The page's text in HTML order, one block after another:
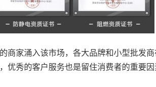
家涌入该市场，各大品牌和小型批发
秀的客户服务也是留住消费者的重要